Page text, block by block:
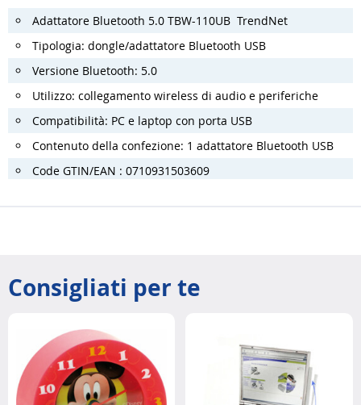
Adattatore Bluetooth 5.0 TBW-110UB TrendNet
Tipologia: dongle/adattatore Bluetooth USB
Versione Bluetooth: 5.0
Utilizzo: collegamento wireless di audio e periferiche
Compatibilità: PC e laptop con porta USB
Contenuto della confezione: 1 adattatore Bluetooth USB
Code GTIN/EAN : 0710931503609
Consigliati per te